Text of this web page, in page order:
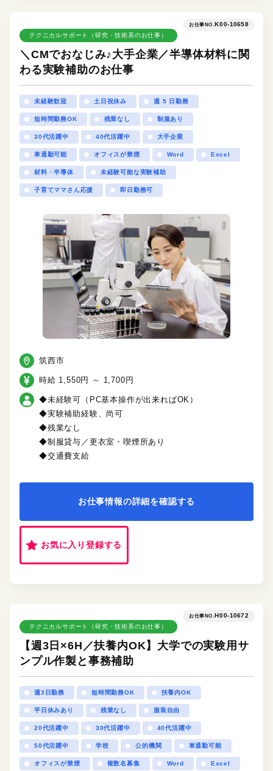
お仕事NO. K00-10658
テクニカルサポート（研究・技術系のお仕事）
＼CMでおなじみ♪大手企業／半導体材料に関
わる実験補助のお仕事
未経験歓迎 土日祝休み 週 5 日勤務
短時間勤務OK 残業なし 制服あり
30代活躍中 40代活躍中 大手企業
車通勤可能 オフィスが禁煙 Word Excel
材料・半導体 未経験可能な実験補助
子育てママさん応援 即日勤務可
筑西市
時給 1,550円 ～ 1,700円
◆未経験可（PC基本操作が出来ればOK）
◆実験補助経験、尚可
◆残業なし
◆制服貸与／更衣室・喫煙所あり
◆交通費支給
お仕事情報の詳細を確認する
お気に入り登録する
お仕事NO. H00-10672
テクニカルサポート（研究・技術系のお仕事）
【週3日×6H／扶養内OK】大学での実験用サ
ンプル作製と事務補助
週3日勤務 短時間勤務OK 扶養内OK
平日休みあり 残業なし 服装自由
20代活躍中 30代活躍中 40代活躍中
50代活躍中 学校 公的機関 車通勤可能
オフィスが禁煙 複数名募集 Word Excel